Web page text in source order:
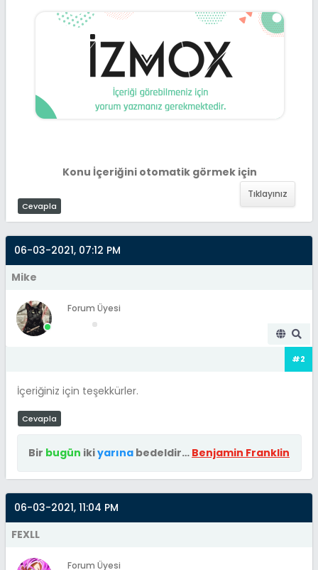
Konu İçeriğini otomatik görmek için
Tıklayınız
Cevapla
06-03-2021, 07:12 PM
Mike
Forum Üyesi
#2
İçeriğiniz için teşekkürler.
Cevapla
Bir bugün ikiyarına bedeldir… Benjamin Franklin
06-03-2021, 11:04 PM
FEXLL
Forum Üyesi